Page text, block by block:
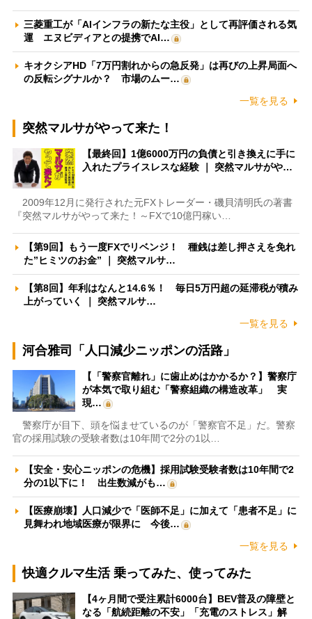
三菱重工が「AIインフラの新たな主役」として再評価される気
運 エヌビディアとの提携でAI…
キオクシアHD「7万円割れからの急反発」は再びの上昇局面へ
の反転シグナルか？ 市場のムー…
一覧を見る
突然マルサがやって来た！
【最終回】1億6000万円の負債と引き換えに手に
入れたプライスレスな経験 ｜ 突然マルサがや…
2009年12月に発行された元FXトレーダー・磯貝清明氏の著書
『突然マルサがやって来た！～FXで10億円稼い…
【第9回】もう一度FXでリベンジ！ 種銭は差し押さえを免れ
た”ヒミツのお金” ｜ 突然マルサ…
【第8回】年利はなんと14.6％！ 毎日5万円超の延滞税が積み
上がっていく ｜ 突然マルサ…
一覧を見る
河合雅司「人口減少ニッポンの活路」
【「警察官離れ」に歯止めはかかるか？】警察庁
が本気で取り組む「警察組織の構造改革」 実
現…
警察庁が目下、頭を悩ませているのが「警察官不足」だ。警察
官の採用試験の受験者数は10年間で2分の1以…
【安全・安心ニッポンの危機】採用試験受験者数は10年間で2
分の1以下に！ 出生数減がも…
【医療崩壊】人口減少で「医師不足」に加えて「患者不足」に
見舞われ地域医療が限界に 今後…
一覧を見る
快適クルマ生活 乗ってみた、使ってみた
【4ヶ月間で受注累計6000台】BEV普及の障壁と
なる「航続距離の不安」「充電のストレス」解